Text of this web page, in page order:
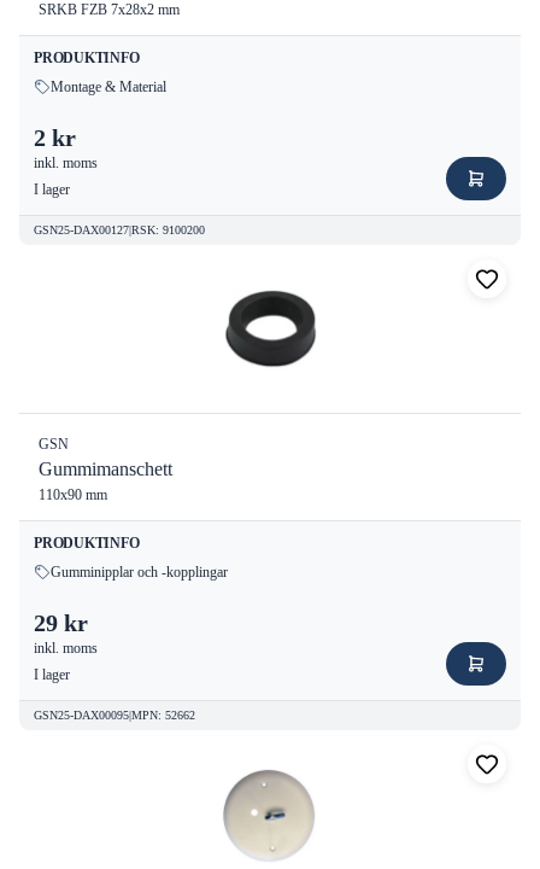
SRKB FZB 7x28x2 mm
PRODUKTINFO
Montage & Material
2 kr
inkl. moms
I lager
GSN25-DAX00127|RSK: 9100200
GSN
Gummimanschett
110x90 mm
PRODUKTINFO
Gumminipplar och -kopplingar
29 kr
inkl. moms
I lager
GSN25-DAX00095|MPN: 52662